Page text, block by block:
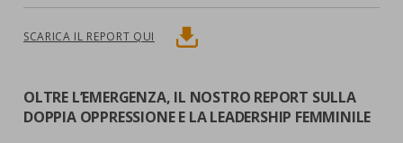
SCARICA IL REPORT QUI
OLTRE L’EMERGENZA, IL NOSTRO REPORT SULLA
DOPPIA OPPRESSIONE E LA LEADERSHIP FEMMINILE